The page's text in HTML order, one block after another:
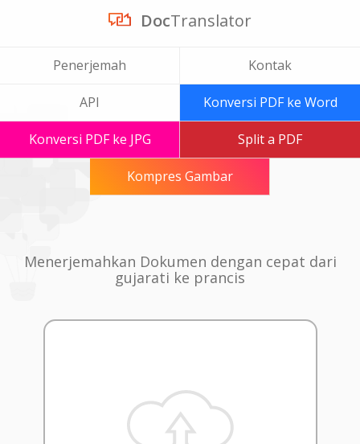
DocTranslator
Penerjemah Kontak
API Konversi PDF ke Word
Konversi PDF ke JPG Split a PDF
Kompres Gambar
Menerjemahkan Dokumen dengan cepat dari
gujarati ke prancis